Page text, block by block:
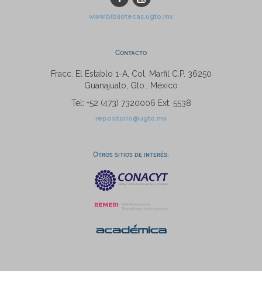
www.bibliotecas.ugto.mx
Contacto
Fracc. El Establo 1-A, Col. Marfil C.P. 36250
Guanajuato, Gto., México
Tel: +52 (473) 7320006 Ext. 5538
repositorio@ugto.mx
Otros sitios de interés: